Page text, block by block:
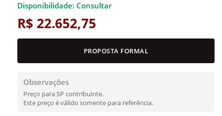
Disponibilidade: Consultar
R$ 22.652,75
PROPOSTA FORMAL
Observações
Preço para SP contribuinte.
Este preço é válido somente para referência.